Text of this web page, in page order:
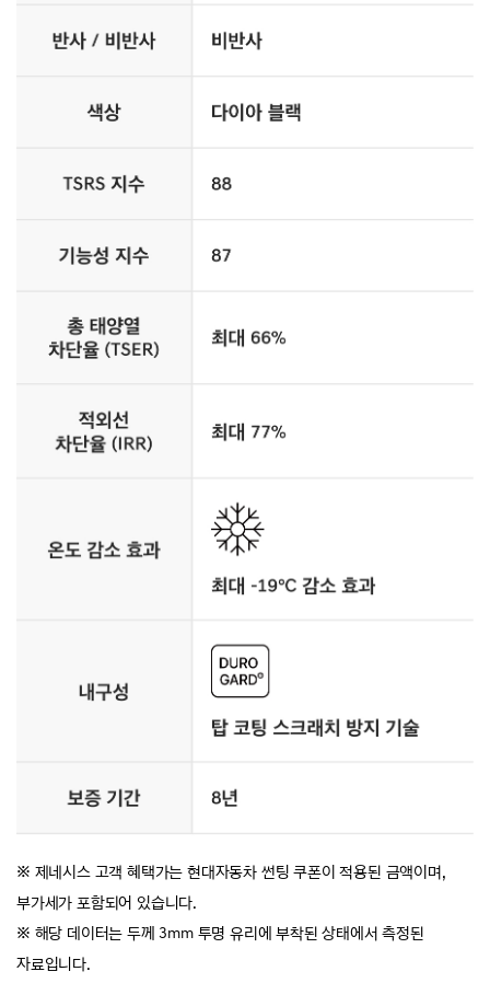
※ 제네시스 고객 혜택가는 현대자동차 썬팅 쿠폰이 적용된 금액이며,
부가세가 포함되어 있습니다.
※ 해당 데이터는 두께 3mm 투명 유리에 부착된 상태에서 측정된
자료입니다.